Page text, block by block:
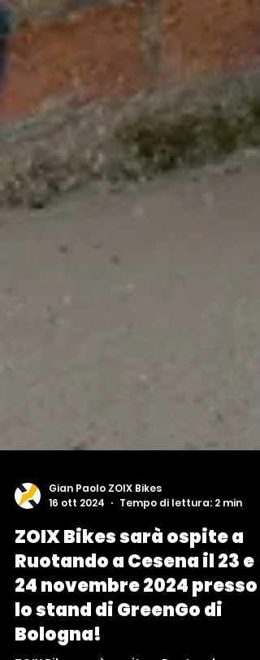
Gian Paolo ZOIX Bikes
16 ott 2024
Tempo di lettura: 2 min
ZOIX Bikes sarà ospite a
Ruotando a Cesena il 23 e
24 novembre 2024 presso